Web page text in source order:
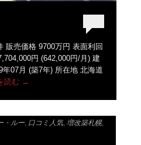
売価格 9700万円 表面利回
円 (642,000円/月) 建
07月 (築7年) 所在地 北海道
読む →
・ルー, 口コミ人気,増改築札幌,